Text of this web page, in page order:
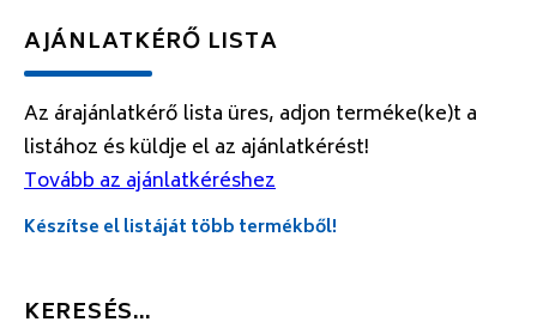
AJÁNLATKÉRŐ LISTA
Az árajánlatkérő lista üres, adjon terméke(ke)t a
listához és küldje el az ajánlatkérést!
Tovább az ajánlatkéréshez
Készítse el listáját több termékből!
KERESÉS…